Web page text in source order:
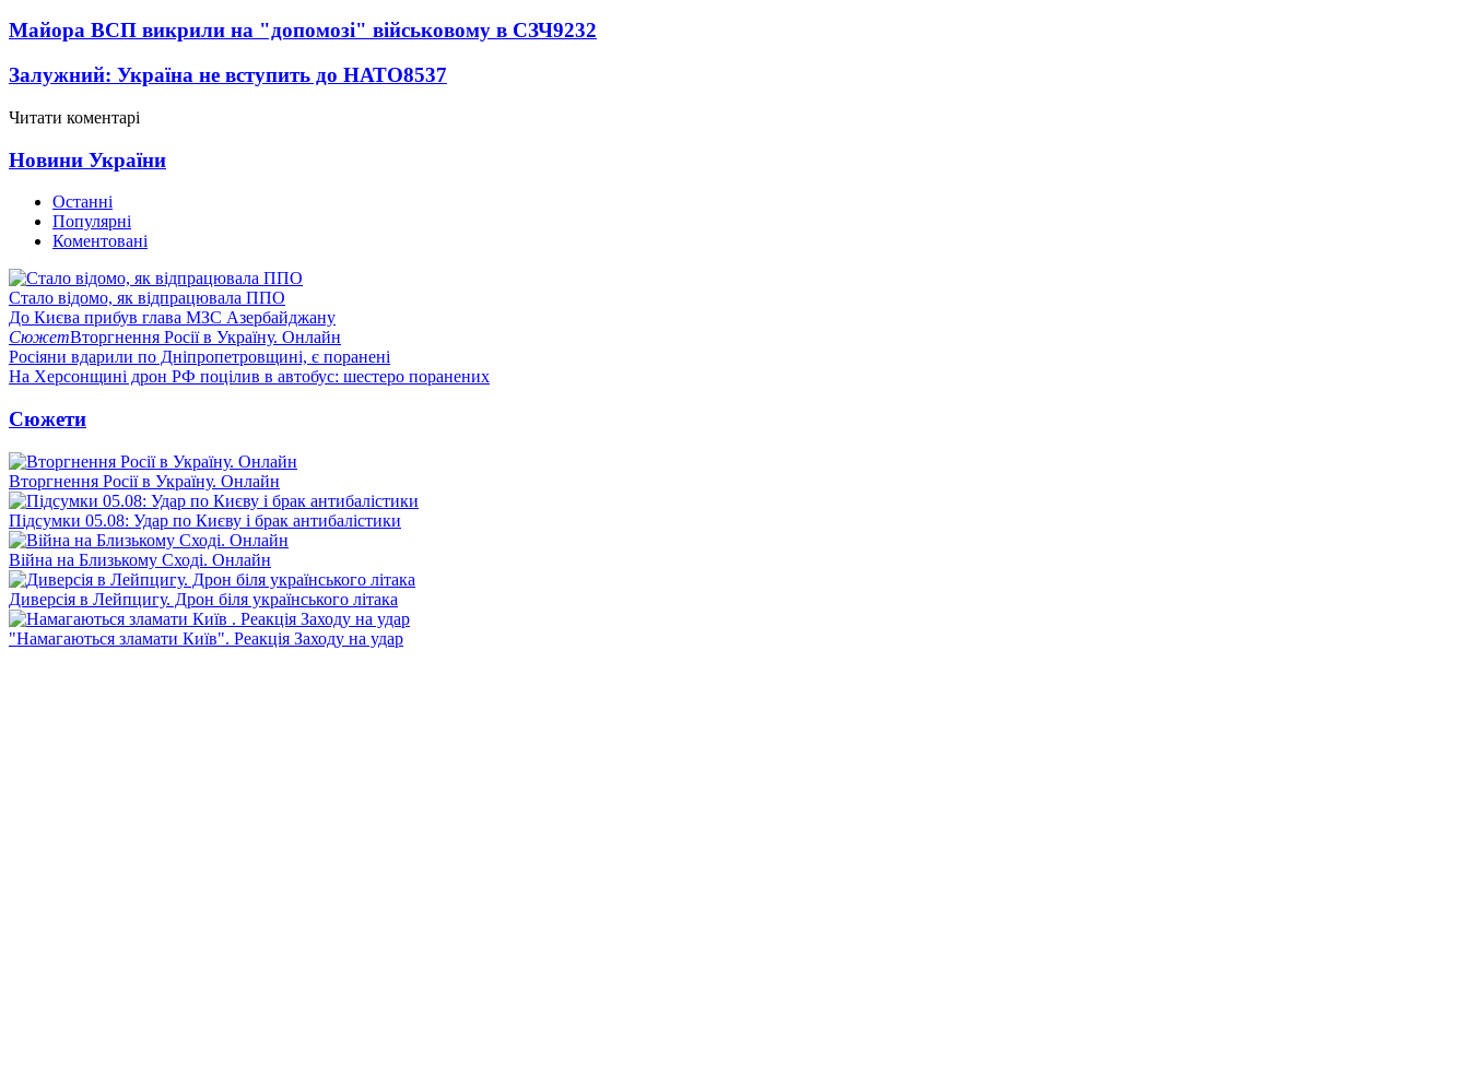
Майора ВСП викрили на "допомозі" військовому в СЗЧ9232
Залужний: Україна не вступить до НАТО8537
Читати коментарі
Новини України
Останні
Популярні
Коментовані
Стало відомо, як відпрацювала ППО
До Києва прибув глава МЗС Азербайджану
СюжетВторгнення Росії в Україну. Онлайн
Росіяни вдарили по Дніпропетровщині, є поранені
На Херсонщині дрон РФ поцілив в автобус: шестеро поранених
Сюжети
Вторгнення Росії в Україну. Онлайн
Підсумки 05.08: Удар по Києву і брак антибалістики
Війна на Близькому Сході. Онлайн
Диверсія в Лейпцигу. Дрон біля українського літака
"Намагаються зламати Київ". Реакція Заходу на удар